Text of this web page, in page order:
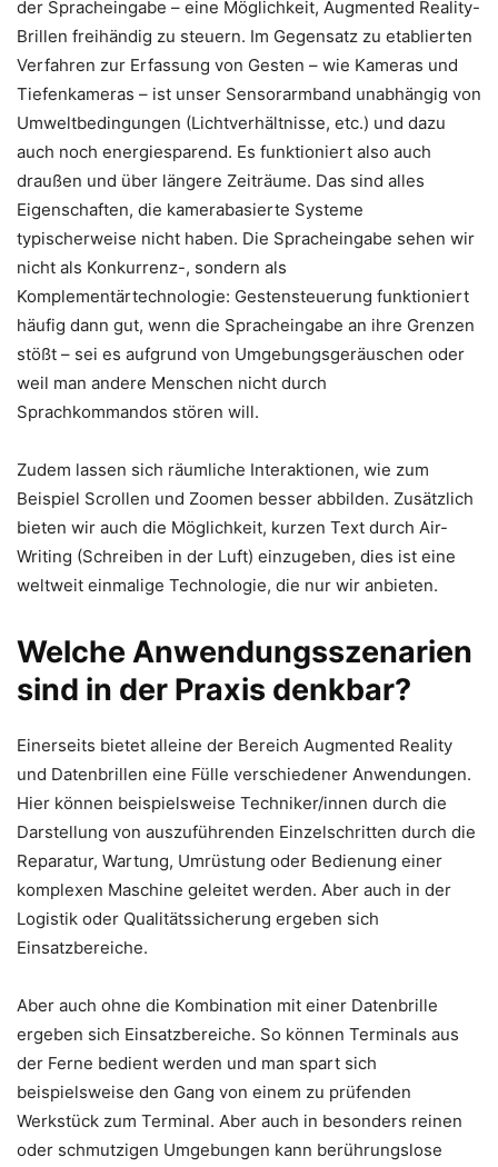
der Spracheingabe – eine Möglichkeit, Augmented Reality-
Brillen freihändig zu steuern. Im Gegensatz zu etablierten
Verfahren zur Erfassung von Gesten – wie Kameras und
Tiefenkameras – ist unser Sensorarmband unabhängig von
Umweltbedingungen (Lichtverhältnisse, etc.) und dazu
auch noch energiesparend. Es funktioniert also auch
draußen und über längere Zeiträume. Das sind alles
Eigenschaften, die kamerabasierte Systeme
typischerweise nicht haben. Die Spracheingabe sehen wir
nicht als Konkurrenz-, sondern als
Komplementärtechnologie: Gestensteuerung funktioniert
häufig dann gut, wenn die Spracheingabe an ihre Grenzen
stößt – sei es aufgrund von Umgebungsgeräuschen oder
weil man andere Menschen nicht durch
Sprachkommandos stören will.
Zudem lassen sich räumliche Interaktionen, wie zum
Beispiel Scrollen und Zoomen besser abbilden. Zusätzlich
bieten wir auch die Möglichkeit, kurzen Text durch Air-
Writing (Schreiben in der Luft) einzugeben, dies ist eine
weltweit einmalige Technologie, die nur wir anbieten.
Welche Anwendungsszenarien
sind in der Praxis denkbar?
Einerseits bietet alleine der Bereich Augmented Reality
und Datenbrillen eine Fülle verschiedener Anwendungen.
Hier können beispielsweise Techniker/innen durch die
Darstellung von auszuführenden Einzelschritten durch die
Reparatur, Wartung, Umrüstung oder Bedienung einer
komplexen Maschine geleitet werden. Aber auch in der
Logistik oder Qualitätssicherung ergeben sich
Einsatzbereiche.
Aber auch ohne die Kombination mit einer Datenbrille
ergeben sich Einsatzbereiche. So können Terminals aus
der Ferne bedient werden und man spart sich
beispielsweise den Gang von einem zu prüfenden
Werkstück zum Terminal. Aber auch in besonders reinen
oder schmutzigen Umgebungen kann berührungslose